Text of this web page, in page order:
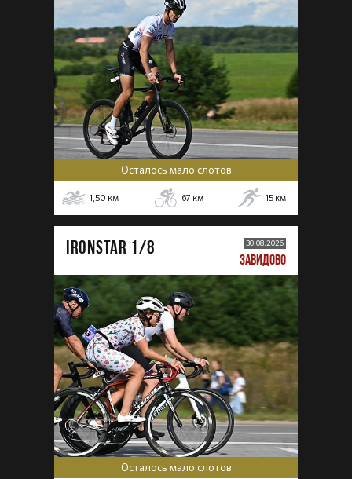
Осталось мало слотов
1,50 км 67 км 15 км
IRONSTAR 1/8 30.08.2026
ЗАВИДОВО
Осталось мало слотов